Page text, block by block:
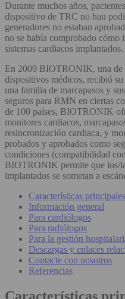
Durante muchos años,
dispositivo de TRC no han
generadores no estaban
no se había comprobado cómo
sistemas cardiacos implantados.
En 2009 BIOTRONIK, una de
dispositivos médicos, recibió
una familia de marcapasos y
seguros para RMN en ciertas
de 100 países, BIOTRONIK
monitores cardiacos,
resincronización cardiaca, y
probados y aprobados como
condiciones (compatibilidad
BIOTRONIK permite que los/
implantados se sometan a
Características
Información general
Para cardiólogos
Para radiólogos
Para la gestión
Descargas y enlaces
Contacte con nosotros
Referencias